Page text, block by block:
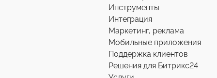
Инструменты
Интеграция
Маркетинг, реклама
Мобильные приложения
Поддержка клиентов
Решения для Битрикс24